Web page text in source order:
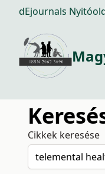
dEjournals
Cikkek keresése